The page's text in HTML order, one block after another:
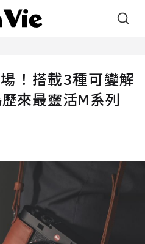
！搭載3種可變解
來最靈活M系列